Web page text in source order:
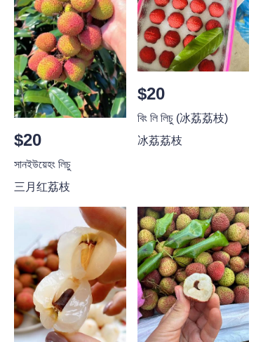
$20
সানইউয়েহং লিচু
三月红荔枝
$20
বিং লি লিচু (冰荔荔枝)
冰荔荔枝